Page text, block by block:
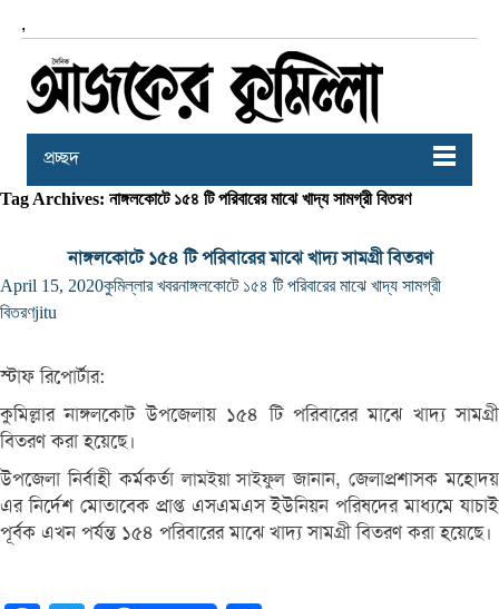
,
প্রচ্ছদ
Tag Archives: নাঙ্গলকোটে ১৫৪ টি পরিবারের মাঝে খাদ্য সামগ্রী বিতরণ
নাঙ্গলকোটে ১৫৪ টি পরিবারের মাঝে খাদ্য সামগ্রী বিতরণ
April 15, 2020কুমিল্লার খবরনাঙ্গলকোটে ১৫৪ টি পরিবারের মাঝে খাদ্য সামগ্রী
বিতরণjitu
স্টাফ রিপোর্টার:
কুমিল্লার নাঙ্গলকোট উপজেলায় ১৫৪ টি পরিবারের মাঝে খাদ্য সামগ্রী
বিতরণ করা হয়েছে।
উপজেলা নির্বাহী কর্মকর্তালামইয়া সাইফুল জানান, জেলাপ্রশাসক মহোদয়
এর নির্দেশ মোতাবেক প্রাপ্ত এসএমএস ইউনিয়ন পরিষদের মাধ্যমে যাচাই
পূর্বক এখন পর্যন্ত ১৫৪ পরিবারের মাঝে খাদ্য সামগ্রী বিতরণ করা হয়েছে।